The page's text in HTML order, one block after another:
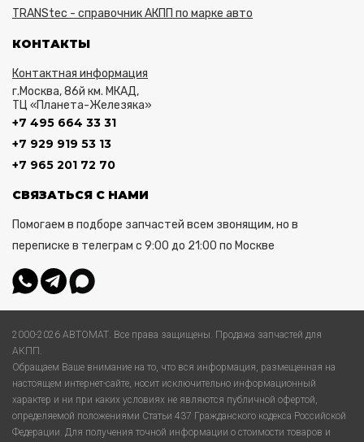
TRANStec - справочник АКПП по марке авто
КОНТАКТЫ
Контактная информация
г.Москва, 86й км. МКАД,
ТЦ «Планета-Железяка»
+7 495 664 33 31
+7 929 919 53 13
+7 965 201 72 70
СВЯЗАТЬСЯ С НАМИ
Помогаем в подборе запчастей всем звонящим, но в
переписке в телеграм с 9:00 до 21:00 по Москве
2000-2026 АВТОМАТ. Все права защищены. Продажа запчастей для
АКПП.
Обращаем Ваше внимание на то, что вся информация, размещенная на
настоящем интернет-сайте, носит исключительно информационный
характер и ни при каких условиях не являются публичной офертой,
определяемой положениями Статьи 437 Гражданского кодекса Российской
Федерации. Для получения точной информации о стоимости товаров и